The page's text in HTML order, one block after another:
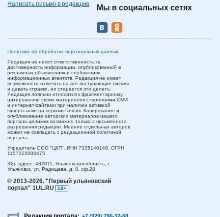
Написать письмо в редакцию
Мы в социальных сетях
Политика об обработке персональных данных
Редакция не несет ответственность за
достоверность информации, опубликованной в
рекламных объявлениях и сообщениях
информационных агентств. Редакция не имеет
возможности отвечать на все поступающие письма
и давать справки, но старается это делать.
Редакция лояльно относится к фрагментарному
цитированию своих материалов сторонними СМИ
и интернет-сайтами при наличии активной
гиперссылки на первоисточник. Копирование и
опубликование авторских материалов нашего
портала целиком возможно только с письменного
разрешения редакции. Мнение отдельных авторов
может не совпадать с редакционной политикой
портала.
Учредитель ООО "ЦКП". ИНН 7325140148, ОГРН
1157325006475
Юр. адрес: 432011, Ульяновская область, г.
Ульяновск, ул. Радищева, д. 8, оф.28
© 2013-2026. "Первый ульяновский
портал" 1UL.RU
18+